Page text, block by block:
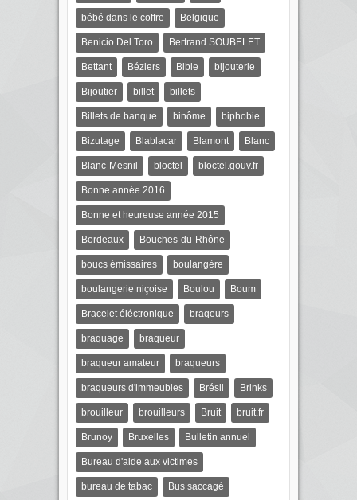
bébé dans le coffre Belgique
Benicio Del Toro Bertrand SOUBELET
Bettant Béziers Bible bijouterie
Bijoutier billet billets
Billets de banque binôme biphobie
Bizutage Blablacar Blamont Blanc
Blanc-Mesnil bloctel bloctel.gouv.fr
Bonne année 2016
Bonne et heureuse année 2015
Bordeaux Bouches-du-Rhône
boucs émissaires boulangère
boulangerie niçoise Boulou Boum
Bracelet éléctronique braqeurs
braquage braqueur
braqueur amateur braqueurs
braqueurs d'immeubles Brésil Brinks
brouilleur brouilleurs Bruit bruit.fr
Brunoy Bruxelles Bulletin annuel
Bureau d'aide aux victimes
bureau de tabac Bus saccagé